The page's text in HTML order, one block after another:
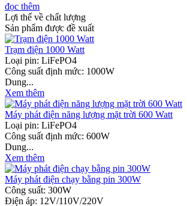
đọc thêm
Lợi thế về chất lượng
Sản phẩm được đề xuất
Trạm điện 1000 Watt
Loại pin: LiFePO4
Công suất định mức: 1000W
Dung...
Xem thêm
Máy phát điện năng lượng mặt trời 600 Watt
Loại pin: LiFePO4
Công suất định mức: 600W
Dung...
Xem thêm
Máy phát điện chạy bằng pin 300W
Công suất: 300W
Điện áp: 12V/110V/220V